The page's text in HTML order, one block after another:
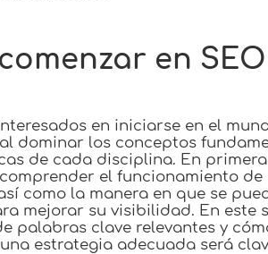
en
en iniciarse en el
dominar los conceptos
de cada disciplina. En
el funcionamiento de
como la manera en que se
mejorar su visibilidad. En este
palabras clave relevantes y
estrategia adecuada será